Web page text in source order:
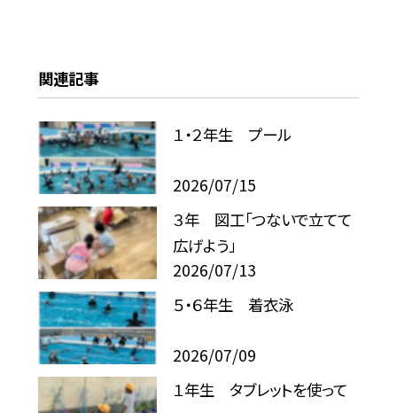
関連記事
１・２年生 プール
2026/07/15
３年 図工「つないで立てて
広げよう」
2026/07/13
５・６年生 着衣泳
2026/07/09
１年生 タブレットを使って